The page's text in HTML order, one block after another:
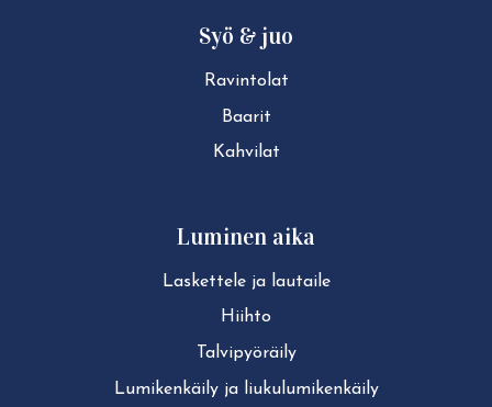
Syö & juo
Ravintolat
Baarit
Kahvilat
Luminen aika
Laskettele ja lautaile
Hiihto
Tal­vi­pyö­räi­ly
Lu­mi­ken­käi­ly ja liu­ku­lu­mi­ken­käi­ly